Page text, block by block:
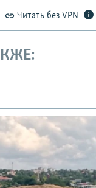
Читать без VPN